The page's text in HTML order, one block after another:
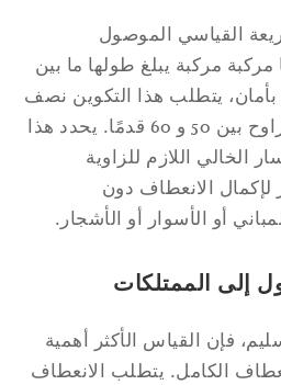
الموصول
53 قدمًا مركبة مركبة يبلغ طولها ما بين
يتطلب هذا التكوين نصف
قطر انعطاف خارجي يتراوح بين 50 و 60 قدمًا. يحدد هذا
اللازم للزاوية
الانعطاف دون
أو الأسوار أو الأشجار.
الممتلكات
فإن القياس الأكثر أهمية
الكامل. يتطلب الانعطاف